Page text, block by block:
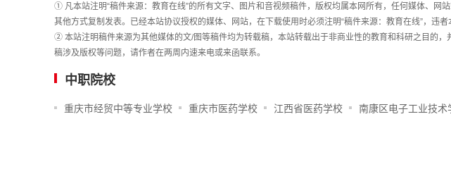
① 凡本站注明“稿件来源：教育在线”的所有文字、图片和音视频稿件，版权均属本网所有，任何媒体、网
其他方式复制发表。已经本站协议授权的媒体、网站，在下载使用时必须注明“稿件来源：教育在线”，违者
② 本站注明稿件来源为其他媒体的文/图等稿件均为转载稿，本站转载出于非商业性的教育和科研之目的
稿涉及版权等问题，请作者在两周内速来电或来函联系。
中职院校
重庆市经贸中等专业学校 重庆市医药学校 江西省医药学校 南康区电子工业技术